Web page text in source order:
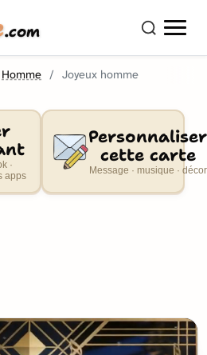
.com
Homme Joyeux homme
·
apps
Personnaliser
cette carte
Message · musique · décor